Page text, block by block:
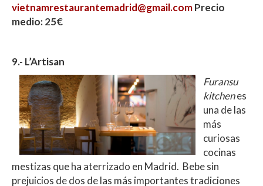
vietnamrestaurantemadrid@gmail.comPrecio
medio: 25€
9.- L’Artisan
Furansu
kitchenes
una de las
más
curiosas
cocinas
mestizas que ha aterrizado en Madrid. Bebe sin
prejuicios de dos de las más importantes tradiciones